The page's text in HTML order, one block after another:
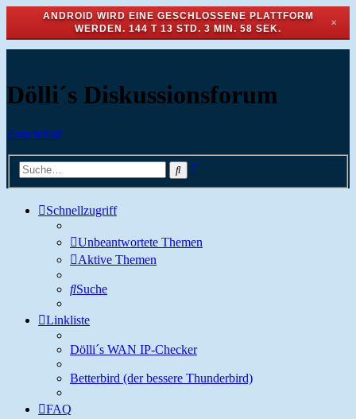
ANDROID WIRD EINE GESCHLOSSENE PLATTFORM
WERDEN. 144 T 13 STD. 3 MIN. 58 SEK.
✕
Dölli´s Diskussionsforum
Zum Inhalt
Suche
Schnellzugriff
Unbeantwortete Themen
Aktive Themen
Suche
Linkliste
Dölli´s WAN IP-Checker
Betterbird (der bessere Thunderbird)
FAQ